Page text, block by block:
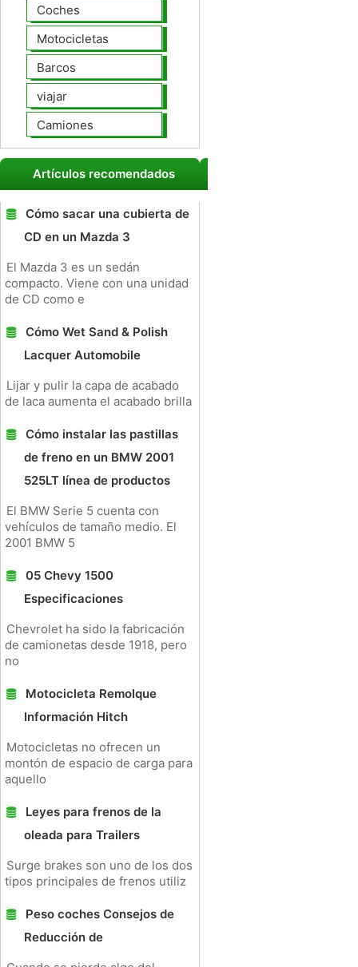
Coches
Motocicletas
Barcos
viajar
Camiones
Artículos recomendados
Cómo sacar una cubierta de
CD en un Mazda 3
El Mazda 3 es un sedán
compacto. Viene con una unidad
de CD como e
Cómo Wet Sand & Polish
Lacquer Automobile
Lijar y pulir la capa de acabado
de laca aumenta el acabado brilla
Cómo instalar las pastillas
de freno en un BMW 2001
525LT línea de productos
El BMW Serie 5 cuenta con
vehículos de tamaño medio. El
2001 BMW 5
05 Chevy 1500
Especificaciones
Chevrolet ha sido la fabricación
de camionetas desde 1918, pero
no
Motocicleta Remolque
Información Hitch
Motocicletas no ofrecen un
montón de espacio de carga para
aquello
Leyes para frenos de la
oleada para Trailers
Surge brakes son uno de los dos
tipos principales de frenos utiliz
Peso coches Consejos de
Reducción de